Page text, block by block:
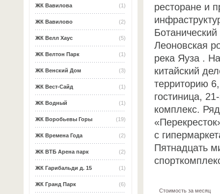
(1)
ЖК Вавилова
(2)
ЖК Вавилово
(5)
ЖК Велл Хаус
(1)
ЖК Велтон Парк
(3)
ЖК Венский Дом
(1)
ЖК Вест-Сайд
(1)
ЖК Водный
(19)
ЖК Воробьевы Горы
(2)
ЖК Времена Года
(2)
ЖК ВТБ Арена парк
(1)
ЖК Гарибальди д. 15
(6)
ЖК Гранд Парк
ресторане и
Леоновская
река Яуза .
китайский
территорию
гостиница,
комплекс.
c
Пятнадцать
Стоимость за месяц